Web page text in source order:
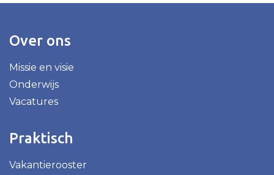
Over ons
Missie en visie
Onderwijs
Vacatures
Praktisch
Vakantierooster